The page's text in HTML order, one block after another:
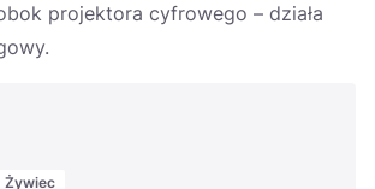
projektora cyfrowego – działa
Żywiec